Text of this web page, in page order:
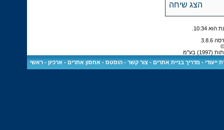
הצג שיחה
10:34
בע"מ
ייעודי -מדריך בניית אתרים -צור קשר -הוסטס - אחסון אתרים - ארכיון -ראשי